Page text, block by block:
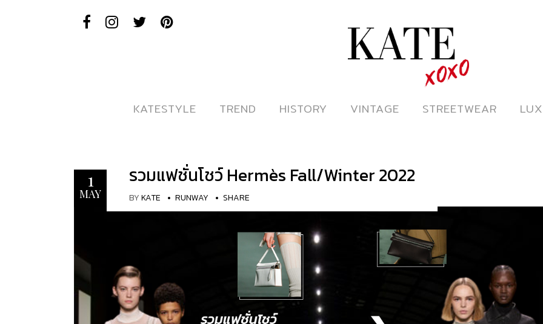
ดูหนังออนไลน์
KATESTYLE
KATESTYLE TREND
TREND HISTORY
HISTORY VINTAGE
VINTAGE STREETWEAR
STREETWEAR
1
MAY
รวมแฟชั่นโชว์ Hermès Fall/Winter 2022
BYKATE RUNWAY SHARE